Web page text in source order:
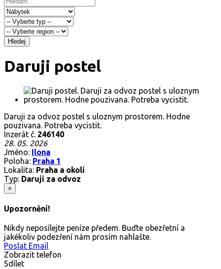
Hledej
Daruji postel
Daruji za odvoz postel s uloznym prostorem. Hodne
pouzivana. Potreba vycistit.
Inzerát č. 246140
28. 05. 2026
Jméno: Ilona
Poloha: Praha 1
Lokalita: Praha a okolí
Typ: Daruji za odvoz
×
Upozornění!
Nikdy neposílejte peníze předem. Buďte obezřetní a
jakékoliv podezření nám prosím nahlašte.
Poslat Email
Zobrazit telefon
Sdílet